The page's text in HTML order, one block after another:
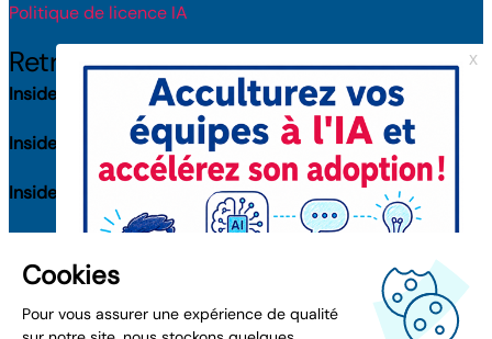
Politique de licence IA
Retrouvez-nous
Inside Toulouse (31100) : 8 rue Roger Camboulives
Inside Bordeaux(33000) : 38 rue Capdeville
Inside Nantes (44300) : 1-3 rue Jacques Daguerre
Inside Lyon(69006) : 132 rue Bossuet